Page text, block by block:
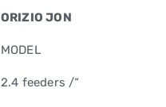
ORIZIO JON
MODEL
2.4 feeders /“